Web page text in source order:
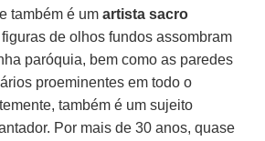
também é umartista sacro
de olhos fundos assombram
paróquia, bem como as paredes
proeminentes em todo o
também é um sujeito
Por mais de 30 anos, quase